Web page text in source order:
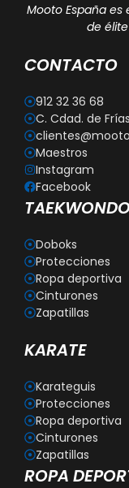
Mooto España
de
CONTACTO
912 32 36 68
C. Cdad. de
Maestros
Instagram
Facebook
Doboks
Protecciones
Ropa deportiva
Cinturones
Zapatillas
KARATE
Karateguis
Protecciones
Ropa deportiva
Cinturones
Zapatillas
ROPA